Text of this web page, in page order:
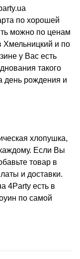
по хорошей
можно по ценам
Хмельницкий и по
у Вас есть
такого
день рождения и
хлопушка,
Если Вы
товар в
и доставки.
4Party есть в
по самой